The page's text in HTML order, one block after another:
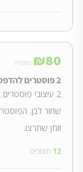
₪80 ומעלה
2 פוסטרים להדפסה - בשפת אותות
2 עיצובי
שחור לבן.
וזמן שתרצו.
12 תומכים